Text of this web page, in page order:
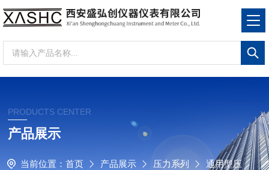
PRODUCTS CENTER
产品展示
当前位置： 首页 产品展示 压力系列
通用型压